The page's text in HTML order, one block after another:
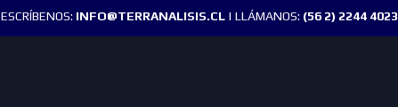
ESCRÍBENOS: INFO@TERRANALISIS.CL | LLÁMANOS: (56 2) 2244 4023